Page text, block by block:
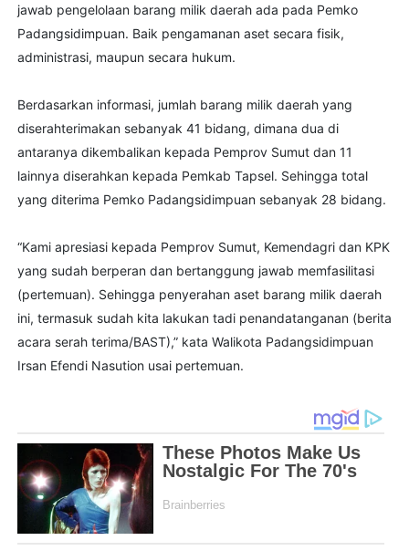
jawab pengelolaan barang milik daerah ada pada Pemko
Padangsidimpuan. Baik pengamanan aset secara fisik,
administrasi, maupun secara hukum.
Berdasarkan informasi, jumlah barang milik daerah yang
diserahterimakan sebanyak 41 bidang, dimana dua di
antaranya dikembalikan kepada Pemprov Sumut dan 11
lainnya diserahkan kepada Pemkab Tapsel. Sehingga total
yang diterima Pemko Padangsidimpuan sebanyak 28 bidang.
“Kami apresiasi kepada Pemprov Sumut, Kemendagri dan KPK
yang sudah berperan dan bertanggung jawab memfasilitasi
(pertemuan). Sehingga penyerahan aset barang milik daerah
ini, termasuk sudah kita lakukan tadi penandatanganan (berita
acara serah terima/BAST),” kata Walikota Padangsidimpuan
Irsan Efendi Nasution usai pertemuan.